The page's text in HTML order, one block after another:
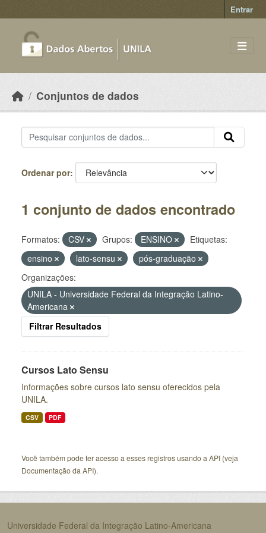
Entrar
Conjuntos de dados
Ordenar por
1 conjunto de dados encontrado
Formatos: CSV Grupos: ENSINO
Etiquetas:
ensino
lato-sensu
pós-graduação
Organizações:
UNILA - Universidade Federal da Integração Latino-
Americana
Filtrar Resultados
Cursos Lato Sensu
Informações sobre cursos lato sensu oferecidos pela
UNILA.
CSV PDF
Você também pode ter acesso a esses registros usando a API (veja
Documentação da API).
Universidade Federal da Integração Latino-Americana